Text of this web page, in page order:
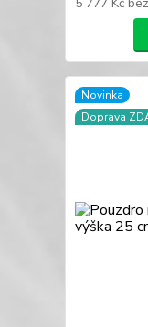
Novinka
Doprava